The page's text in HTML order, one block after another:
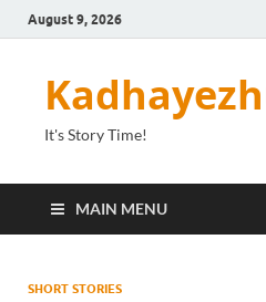
August 9, 2026
It's Story Time!
MAIN MENU
SHORT STORIES